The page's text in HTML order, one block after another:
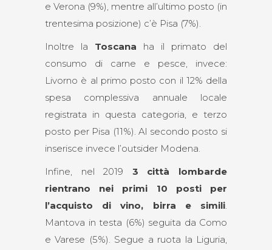
e Verona (9%), mentre all’ultimo posto (in
trentesima posizione) c’è Pisa (7%).
Inoltre la Toscana ha il primato del
consumo di carne e pesce, invece:
Livorno è al primo posto con il 12% della
spesa complessiva annuale locale
registrata in questa categoria, e terzo
posto per Pisa (11%). Al secondo posto si
inserisce invece l’outsider Modena.
Infine, nel 2019 3 città lombarde
rientrano nei primi 10 posti per
l’acquisto di vino, birra e simili.
Mantova in testa (6%) seguita da Como
e Varese (5%). Segue a ruota la Liguria,